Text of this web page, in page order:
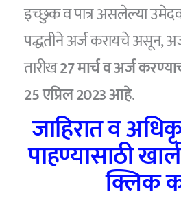
इच्छुक व पात्र असलेल्या
पद्धतीने अर्ज करायचे असून,
तारीख27 मार्च व अर्ज
25 एप्रिल 2023 आहे.
जाहिरात व
पाहण्यासाठी
क्लिक